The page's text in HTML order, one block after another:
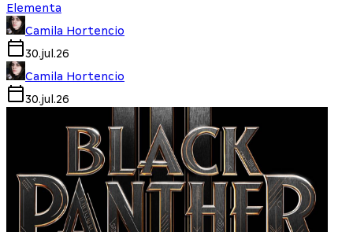
Elementa
Camila Hortencio
30.jul.26
Camila Hortencio
30.jul.26